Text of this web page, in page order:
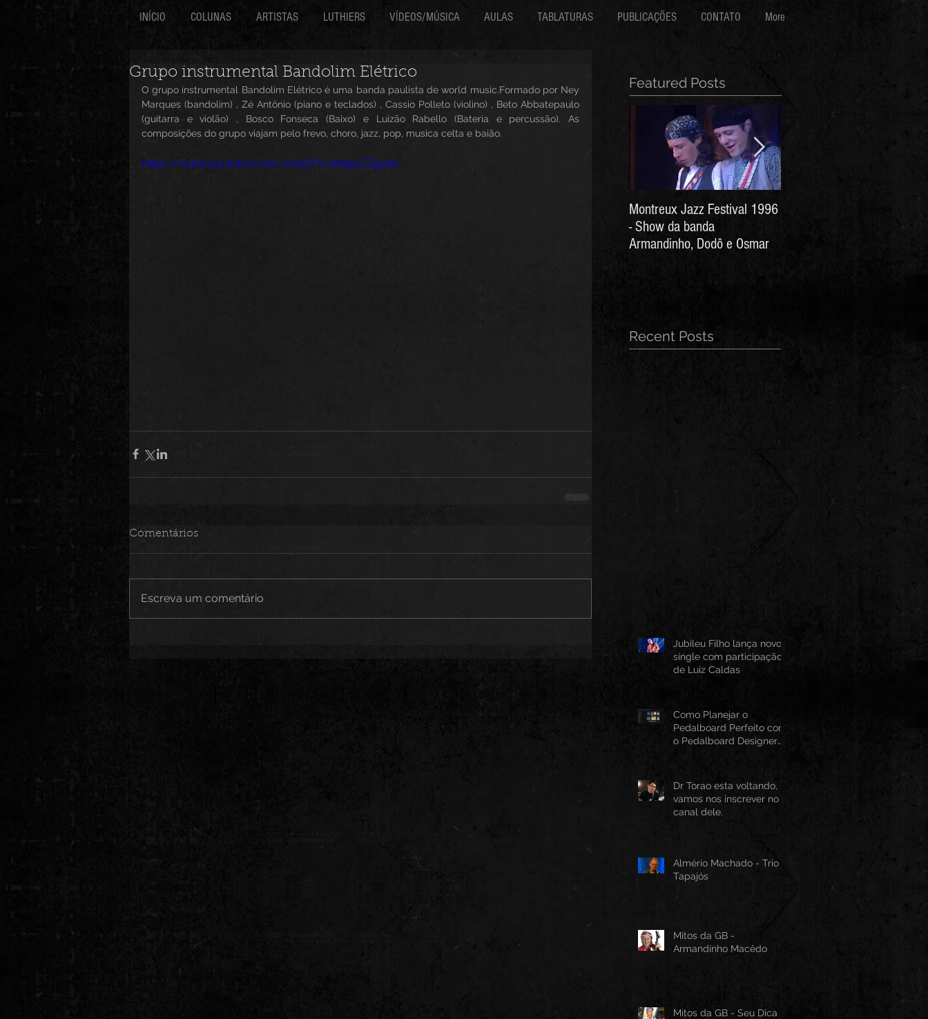
INÍCIO COLUNAS ARTISTAS LUTHIERS VÍDEOS/MÚSICA AULAS TABLATURAS PUBLICAÇÕES CONTATO More
Grupo instrumental Bandolim Elétrico
O grupo instrumental Bandolim Elétrico é uma banda paulista de world music.Formado por Ney
Marques (bandolim) , Zé Antônio (piano e teclados) , Cassio Polleto (violino) , Beto Abbatepaulo
(guitarra e violão) , Bosco Fonseca (Baixo) e Luizão Rabello (Bateria e percussão). As
composições do grupo viajam pelo frevo, choro, jazz, pop, musica celta e baião.
https://www.youtube.com/watch?v=lNt9uCZgzdk
Comentários
Escreva um comentário
Featured Posts
Montreux Jazz Festival 1996
- Show da banda
Armandinho, Dodô e Osmar
Recent Posts
Jubileu Filho lança novo
single com participação
de Luiz Caldas
Como Planejar o
Pedalboard Perfeito com
o Pedalboard Designer
Dr Torao esta voltando,
vamos nos inscrever no
canal dele.
Almério Machado - Trio
Tapajós
Mitos da GB -
Armandinho Macêdo
Mitos da GB - Seu Dica -